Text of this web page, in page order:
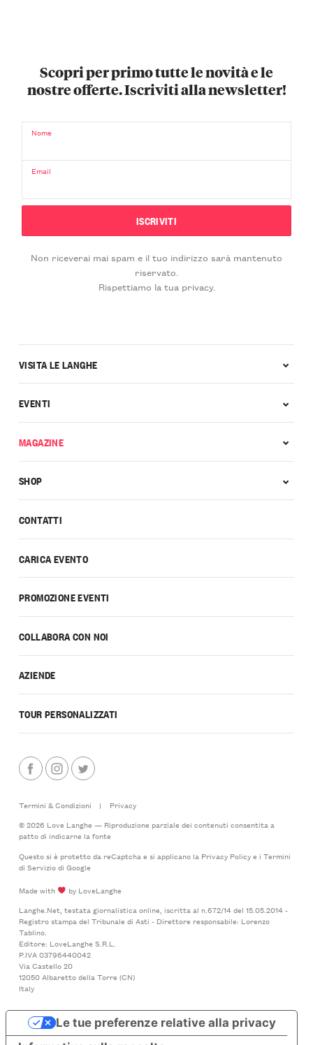
Scopri per primo tutte le novità e le
nostre offerte. Iscriviti alla newsletter!
Nome
Email
Non riceverai mai spam e il tuo indirizzo sarà mantenuto
riservato.
Rispettiamo la tua privacy.
CONTATTI
CARICA EVENTO
PROMOZIONE EVENTI
COLLABORA CON NOI
AZIENDE
TOUR PERSONALIZZATI
VISITA LE LANGHE
EVENTI
MAGAZINE
SHOP
Termini & Condizioni |
Privacy
© 2026 Love Langhe — Riproduzione parziale dei contenuti consentita a
patto di indicarne la fonte
Questo si è protetto da reCaptcha e si applicano la Privacy Policye i Termini
di Serviziodi Google
Made with
by LoveLanghe
Langhe.Net, testata giornalistica online, iscritta al n.672/14 del 15.05.2014 -
Registro stampa del Tribunale di Asti - Direttore responsabile: Lorenzo
Tablino.
Editore: LoveLanghe S.R.L.
P.IVA 03796440042
Via Castello 20
12050 Albaretto della Torre (CN)
Italy
Le tue preferenze relative alla privacy